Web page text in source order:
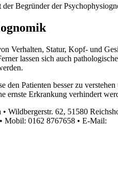
Begründer der
Verhalten, Statur, Kopf- und
lassen sich auch
den Patienten besser zu
ernste Erkrankung verhindert
Wildbergerstr. 62, 51580
Mobil: 0162 8767658 • E-Mail: